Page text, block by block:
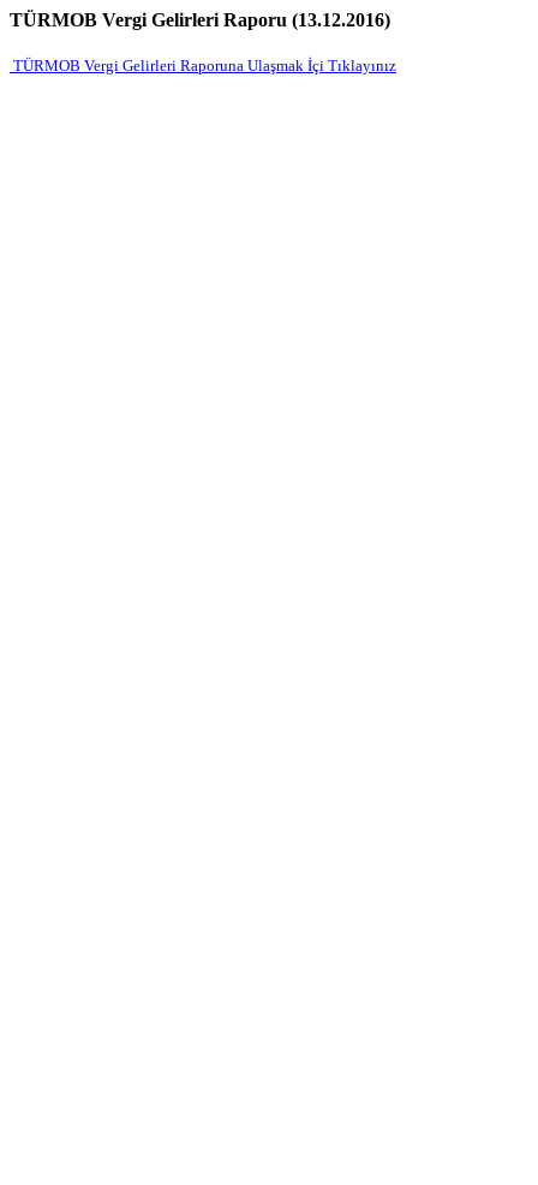
TÜRMOB Vergi Gelirleri Raporu (13.12.2016)
TÜRMOB Vergi Gelirleri Raporuna Ulaşmak İçi Tıklayınız